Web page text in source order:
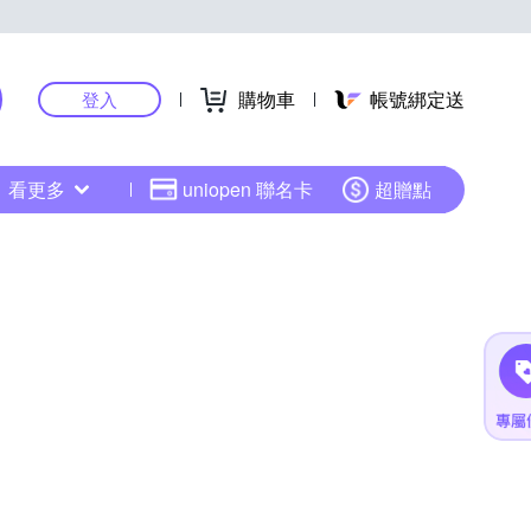
登入 購物車 帳號綁定送
看更多 uniopen 聯名卡 超贈點